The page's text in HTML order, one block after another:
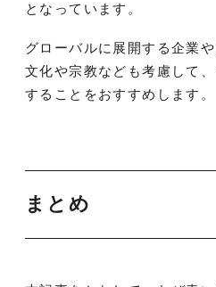
となっています。
グローバルに展開する企業
文化や宗教なども考慮して
することをおすすめします。
まとめ